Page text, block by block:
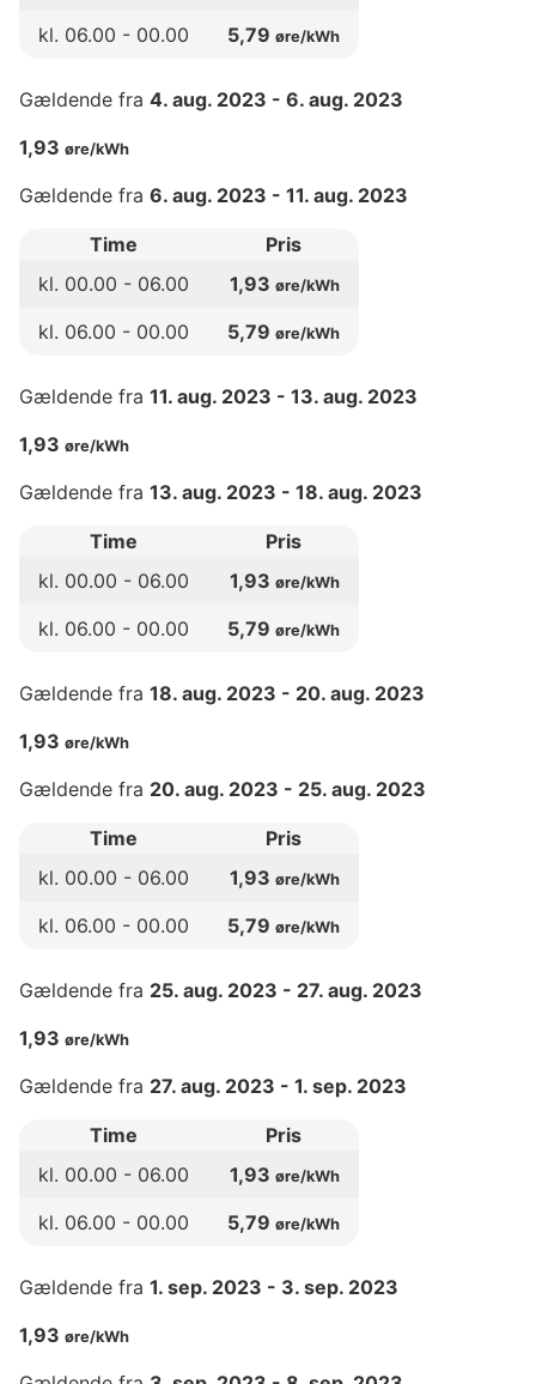
kl. 06.00 - 00.00 5,79 øre/kWh
Gældende fra 4. aug. 2023 - 6. aug. 2023
1,93 øre/kWh
Gældende fra 6. aug. 2023 - 11. aug. 2023
Time
Pris
kl. 00.00 - 06.00 1,93 øre/kWh
kl. 06.00 - 00.00 5,79 øre/kWh
Gældende fra 11. aug. 2023 - 13. aug. 2023
1,93 øre/kWh
Gældende fra 13. aug. 2023 - 18. aug. 2023
Time
Pris
kl. 00.00 - 06.00 1,93 øre/kWh
kl. 06.00 - 00.00 5,79 øre/kWh
Gældende fra 18. aug. 2023 - 20. aug. 2023
1,93 øre/kWh
Gældende fra 20. aug. 2023 - 25. aug. 2023
Time
Pris
kl. 00.00 - 06.00 1,93 øre/kWh
kl. 06.00 - 00.00 5,79 øre/kWh
Gældende fra 25. aug. 2023 - 27. aug. 2023
1,93 øre/kWh
Gældende fra 27. aug. 2023 - 1. sep. 2023
Time
Pris
kl. 00.00 - 06.00 1,93 øre/kWh
kl. 06.00 - 00.00 5,79 øre/kWh
Gældende fra 1. sep. 2023 - 3. sep. 2023
1,93 øre/kWh